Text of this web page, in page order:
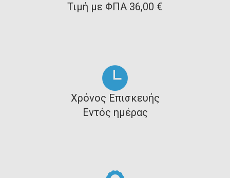
Τιμή με ΦΠΑ 36,00 €
Χρόνος Επισκευής
Εντός ημέρας